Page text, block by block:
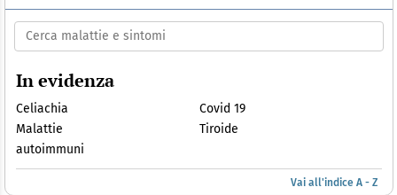
In evidenza
Celiachia
Covid 19
Malattie
autoimmuni
Tiroide
Vai all'indice A - Z